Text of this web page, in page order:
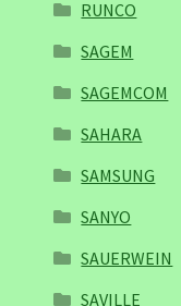
RUNCO
SAGEM
SAGEMCOM
SAHARA
SAMSUNG
SANYO
SAUERWEIN
SAVILLE